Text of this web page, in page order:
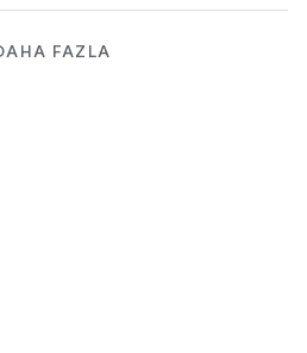
FAZLA